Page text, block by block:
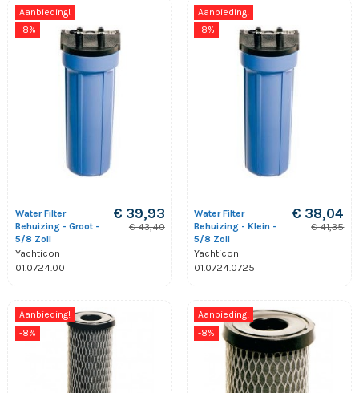
Aanbieding!
-8%
Water Filter
Behuizing - Groot -
5/8 Zoll
Yachticon
01.0724.00
€ 39,93
€ 43,40
Aanbieding!
-8%
Water Filter
Behuizing - Klein -
5/8 Zoll
Yachticon
01.0724.0725
€ 38,04
€ 41,35
Aanbieding!
-8%
Aanbieding!
-8%